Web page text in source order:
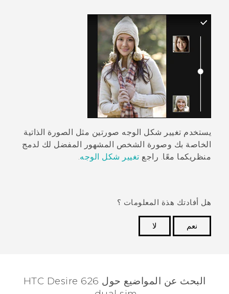
يستخدم تغيير شكل الوجه صورتين مثل الصورة الذاتية
الخاصة بك وصورة الشخص المشهور المفضل لك لدمج
منظريكما معًا. راجع تغيير شكل الوجه
هل أفادتك هذة المعلومات ؟
نعم
لا
البحث عن المواضيع حول HTC Desire 626